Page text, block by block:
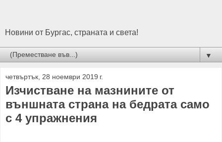
Новини от Бургас, страната и света!
▼
четвъртък, 28 ноември 2019 г.
Изчистване на мазнините от
външната страна на бедрата само
с 4 упражнения